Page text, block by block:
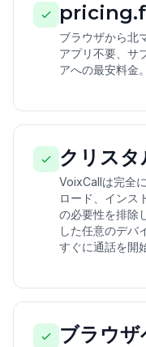
ブラウザから北
アプリ不要、サ
アへの最安料金。
クリス
VoixCallは完全
ロード、インス
の必要性を排除
した任意のデバ
すぐに通話を開
ブラウ